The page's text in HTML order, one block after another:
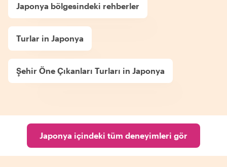
Japonya bölgesindeki rehberler
Turlar in Japonya
Şehir Öne Çıkanları Turları in Japonya
Japonya içindeki tüm deneyimleri gör